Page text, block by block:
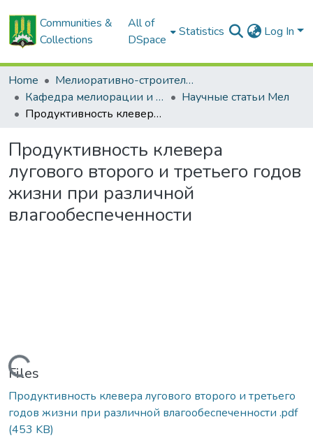
Communities &
Collections
All of
DSpace
Statistics Log In
Home
Мелиоративно-строительный факультет
Кафедра мелиорации и водного хозяйства
Научные статьи Мел
Продуктивность клевера лугового второго и третьего годов жизни при различной влагообеспеченности
Продуктивность клевера
лугового второго и третьего годов
жизни при различной
влагообеспеченности
Loading...
Files
Продуктивность клевера лугового второго и третьего
годов жизни при различной влагообеспеченности .pdf
(453 KB)